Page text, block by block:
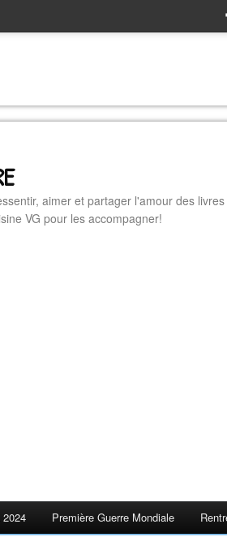
aimer et partager l'amour des
VG pour les accompagner!
2024 Première Guerre Mondiale